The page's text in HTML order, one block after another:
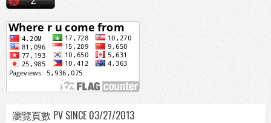
瀏覽頁數 PV SINCE 03/27/2013